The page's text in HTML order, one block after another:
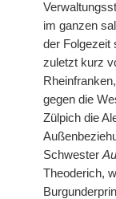
im ganzen
der Folgezeit
zuletzt kurz
gegen die
Zülpich die
Schwester
Theoderich,